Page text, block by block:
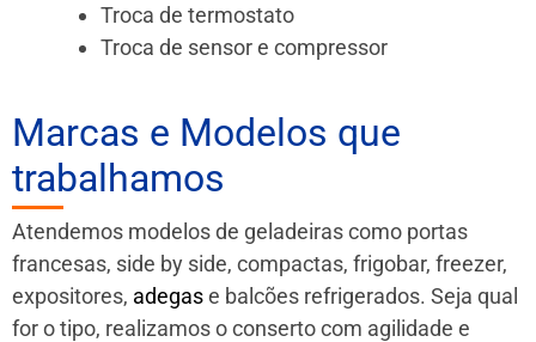
Troca de termostato
Troca de sensor e compressor
Marcas e Modelos que
trabalhamos
Atendemos modelos de geladeiras como portas
francesas, side by side, compactas, frigobar, freezer,
expositores, adegase balcões refrigerados. Seja qual
for o tipo, realizamos o conserto com agilidade e